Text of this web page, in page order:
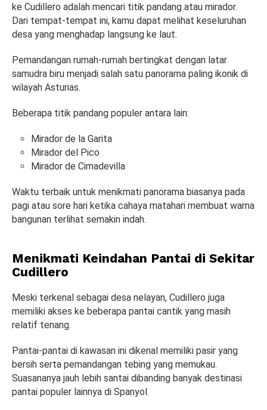
ke Cudillero adalah mencari titik pandang atau mirador.
Dari tempat-tempat ini, kamu dapat melihat keseluruhan
desa yang menghadap langsung ke laut.
Pemandangan rumah-rumah bertingkat dengan latar
samudra biru menjadi salah satu panorama paling ikonik di
wilayah Asturias.
Beberapa titik pandang populer antara lain:
Mirador de la Garita
Mirador del Pico
Mirador de Cimadevilla
Waktu terbaik untuk menikmati panorama biasanya pada
pagi atau sore hari ketika cahaya matahari membuat warna
bangunan terlihat semakin indah.
Menikmati Keindahan Pantai di Sekitar
Cudillero
Meski terkenal sebagai desa nelayan, Cudillero juga
memiliki akses ke beberapa pantai cantik yang masih
relatif tenang.
Pantai-pantai di kawasan ini dikenal memiliki pasir yang
bersih serta pemandangan tebing yang memukau.
Suasananya jauh lebih santai dibanding banyak destinasi
pantai populer lainnya di Spanyol.